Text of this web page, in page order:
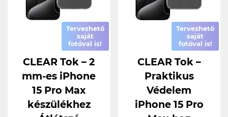
Tervezhető
saját
fotóval is!
CLEAR Tok – 2
mm-es iPhone
15 Pro Max
készülékhez
Tervezhető
saját
fotóval is!
CLEAR Tok –
Praktikus
Védelem
iPhone 15 Pro